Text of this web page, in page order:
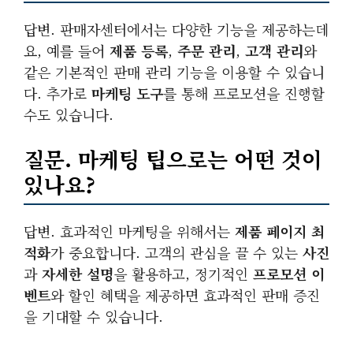
답변. 판매자센터에서는 다양한 기능을 제공하는데
요, 예를 들어 제품 등록, 주문 관리, 고객 관리와
같은 기본적인 판매 관리 기능을 이용할 수 있습니
다. 추가로 마케팅 도구를 통해 프로모션을 진행할
수도 있습니다.
질문. 마케팅 팁으로는 어떤 것이
있나요?
답변. 효과적인 마케팅을 위해서는 제품 페이지 최
적화가 중요합니다. 고객의 관심을 끌 수 있는 사진
과자세한 설명을 활용하고, 정기적인 프로모션 이
벤트와 할인 혜택을 제공하면 효과적인 판매 증진
을 기대할 수 있습니다.